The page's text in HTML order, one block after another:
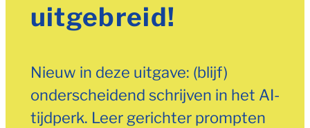
uitgebreid!
Nieuw in deze uitgave: (blijf)
onderscheidend schrijven in het AI-
tijdperk. Leer gerichter prompten